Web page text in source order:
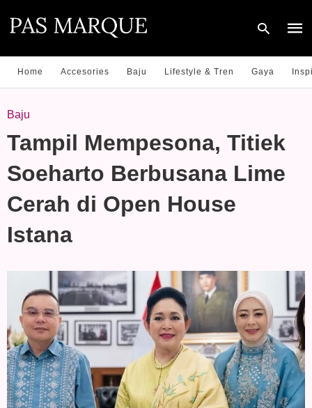
Home Accesories Baju Lifestyle & Tren Gaya
Baju
Tampil Mempesona, Titiek
Soeharto Berbusana Lime
Cerah di Open House
Istana